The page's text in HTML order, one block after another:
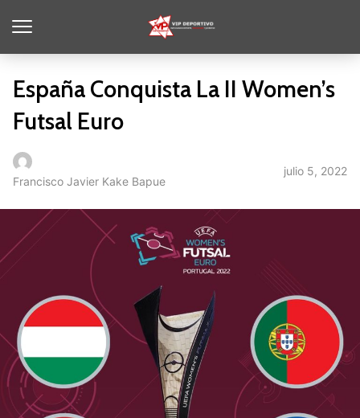
España Conquista La II Women’s
Futsal Euro
Francisco Javier Kake Bapue
julio 5, 2022